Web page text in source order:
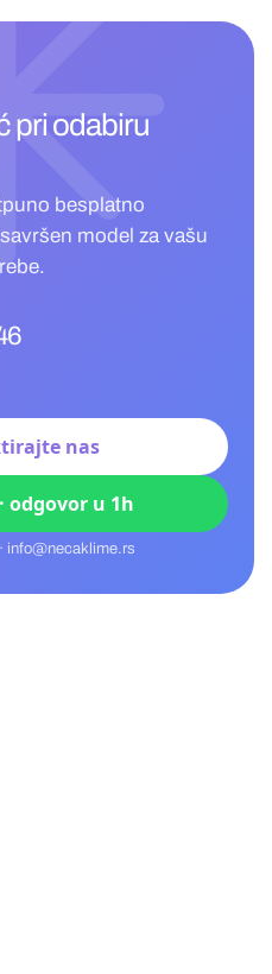
priodabiru
besplatno
model za vašu
nas
odgovor u 1h
info@necaklime.rs